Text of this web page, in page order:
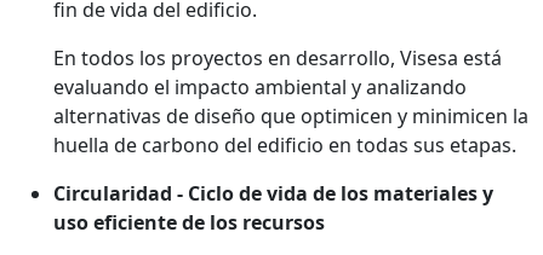
fin de vida del edificio.
En todos los proyectos en desarrollo, Visesa está
evaluando el impacto ambiental y analizando
alternativas de diseño que optimicen y minimicen la
huella de carbono del edificio en todas sus etapas.
Circularidad - Ciclo de vida de los materiales y
uso eficiente de los recursos